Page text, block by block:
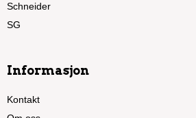
Schneider
SG
Informasjon
Kontakt